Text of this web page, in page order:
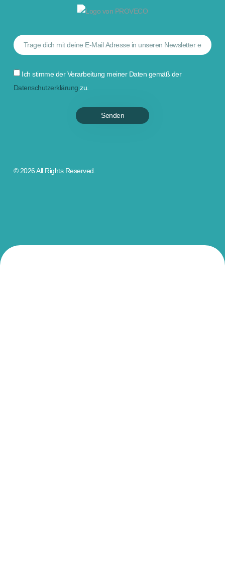
Ich stimme der Verarbeitung meiner Daten gemäß der
Datenschutzerklärung zu.
Senden
© 2026 All Rights Reserved.